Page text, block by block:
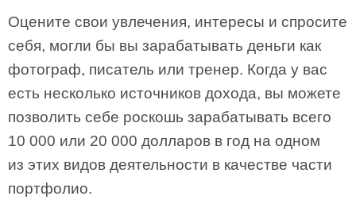
Оцените свои увлечения, интересы и спросите
себя, могли бы вы зарабатывать деньги как
фотограф, писатель или тренер. Когда у вас
есть несколько источников дохода, вы можете
позволить себе роскошь зарабатывать всего
10 000 или 20 000 долларов в год на одном
из этих видов деятельности в качестве части
портфолио.